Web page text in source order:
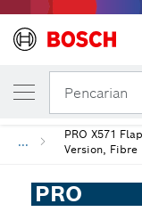
Pencarian
...
PRO X571
Version, Fibre
PRO
VARIAN PILIHAN ANDA
Cakram Flap